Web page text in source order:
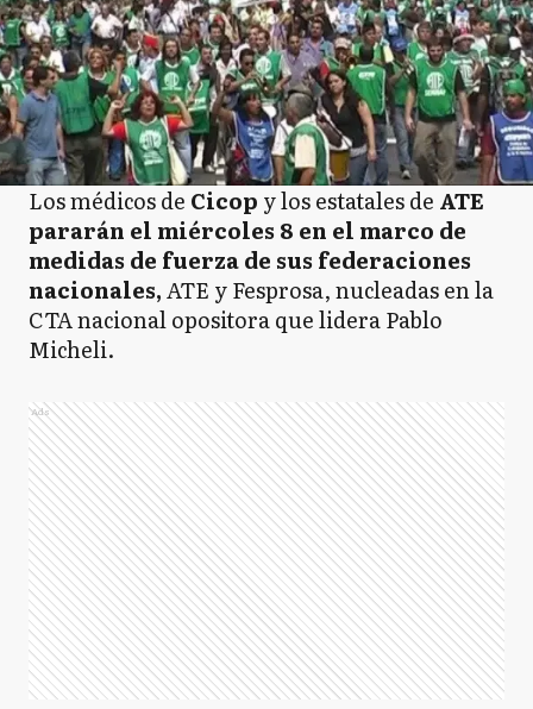
Los médicos de Cicop y los estatales de ATE
pararán el miércoles 8 en el marco de
medidas de fuerza de sus federaciones
nacionales,ATE y Fesprosa, nucleadas en la
CTA nacional opositora que lidera Pablo
Micheli.
Ads